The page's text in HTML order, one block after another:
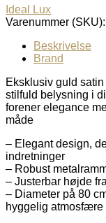
Ideal Lux
Varenummer (SKU):
Beskrivelse
Brand
Eksklusiv guld
stilfuld belysning i
forener elegance
måde
– Elegant design,
indretninger
– Robust
– Justerbar højde
– Diameter på 80
hyggelig atmosfære